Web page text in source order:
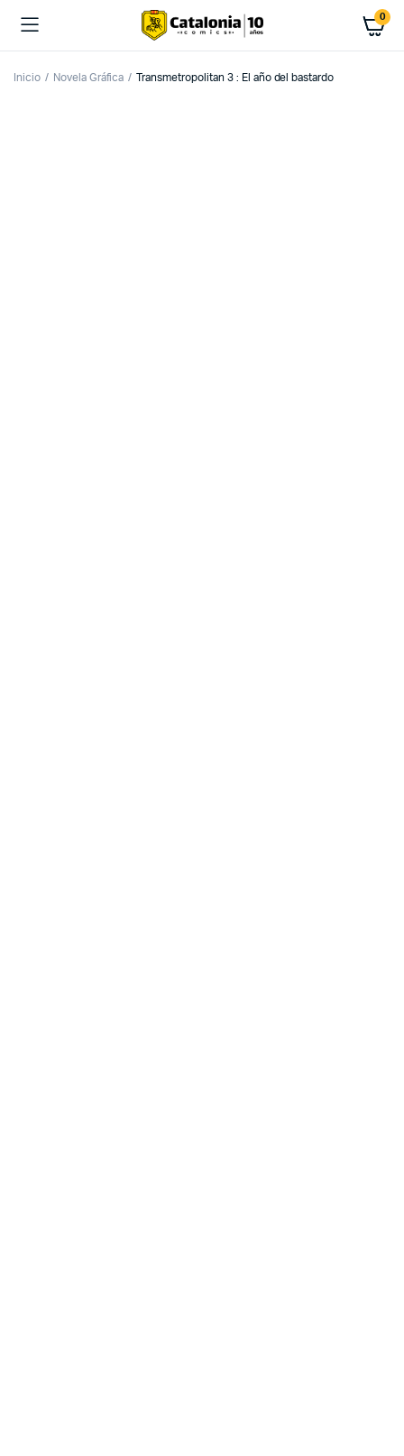
0
Inicio Novela Gráfica Transmetropolitan 3 : El año del bastardo